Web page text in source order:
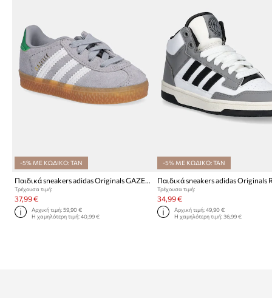
-5% ΜΕ ΚΩΔΙΚΟ: TAN
Παιδικά sneakers adidas Originals GAZELLE
Τρέχουσα τιμή:
37,99 €
Αρχική τιμή:59,90 €
Η χαμηλότερη τιμή:40,99 €
-5% ΜΕ ΚΩΔΙΚΟ: TAN
Τρέχουσα τιμή:
34,99 €
Αρχική τιμή: 49,90 €
Η χαμηλότερη τιμή: 36,99 €